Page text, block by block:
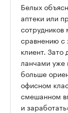
Белых
аптеки или
сравнению с
клиент. Зато
ланчами уже
больше
офисном
смешанном
и